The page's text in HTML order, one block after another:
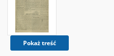
Pokaż treść